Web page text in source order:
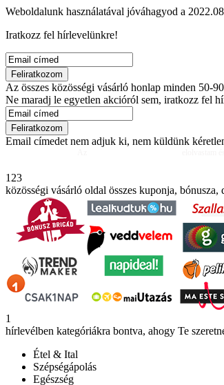
Weboldalunk használatával jóváhagyod a
Iratkozz fel hírlevelünkre!
Az összes közösségi vásárló honlap minden 50-
Ne maradj le egyetlen akcióról sem, iratkozz fel
Email címedet nem adjuk ki, nem küldünk
123
közösségi vásárló oldal összes kuponja,
1
hírlevélben kategóriákra bontva, ahogy Te
Étel & Ital
Szépségápolás
Egészség